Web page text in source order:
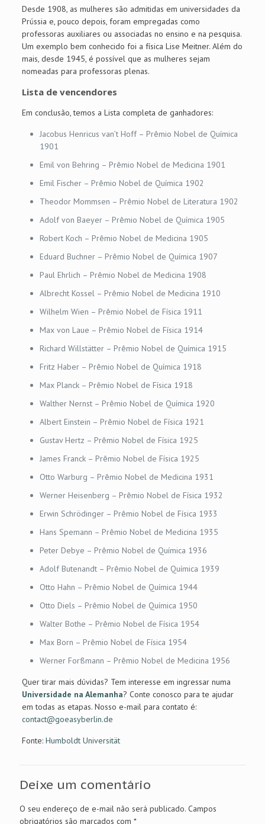
Desde 1908, as mulheres são admitidas em universidades da
Prússia e, pouco depois, foram empregadas como
professoras auxiliares ou associadas no ensino e na pesquisa.
Um exemplo bem conhecido foi a física Lise Meitner. Além do
mais, desde 1945, é possível que as mulheres sejam
nomeadas para professoras plenas.
Lista de vencendores
Em conclusão, temos a Lista completa de ganhadores:
Jacobus Henricus van’t Hoff – Prêmio Nobel de Química
1901
Emil von Behring – Prêmio Nobel de Medicina 1901
Emil Fischer – Prêmio Nobel de Química 1902
Theodor Mommsen – Prêmio Nobel de Literatura 1902
Adolf von Baeyer – Prêmio Nobel de Química 1905
Robert Koch – Prêmio Nobel de Medicina 1905
Eduard Buchner – Prêmio Nobel de Química 1907
Paul Ehrlich – Prêmio Nobel de Medicina 1908
Albrecht Kossel – Prêmio Nobel de Medicina 1910
Wilhelm Wien – Prêmio Nobel de Física 1911
Max von Laue – Prêmio Nobel de Física 1914
Richard Willstätter – Prêmio Nobel de Química 1915
Fritz Haber – Prêmio Nobel de Química 1918
Max Planck – Prêmio Nobel de Física 1918
Walther Nernst – Prêmio Nobel de Química 1920
Albert Einstein – Prêmio Nobel de Física 1921
Gustav Hertz – Prêmio Nobel de Física 1925
James Franck – Prêmio Nobel de Física 1925
Otto Warburg – Prêmio Nobel de Medicina 1931
Werner Heisenberg – Prêmio Nobel de Física 1932
Erwin Schrödinger – Prêmio Nobel de Física 1933
Hans Spemann – Prêmio Nobel de Medicina 1935
Peter Debye – Prêmio Nobel de Química 1936
Adolf Butenandt – Prêmio Nobel de Química 1939
Otto Hahn – Prêmio Nobel de Química 1944
Otto Diels – Prêmio Nobel de Química 1950
Walter Bothe – Prêmio Nobel de Física 1954
Max Born – Prêmio Nobel de Física 1954
Werner Forßmann – Prêmio Nobel de Medicina 1956
Quer tirar mais dúvidas? Tem interesse em ingressar numa
Universidade na Alemanha? Conte conosco para te ajudar
em todas as etapas. Nosso e-mail para contato é:
contact@goeasyberlin.de
Fonte: Humboldt Universität
Deixe um comentário
O seu endereço de e-mail não será publicado. Campos
obrigatórios são marcados com *